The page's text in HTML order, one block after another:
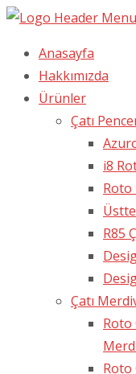
Anasayfa
Hakkımızda
Ürünler
Çatı
i8
Roto
R85
Çatı
Roto
Roto